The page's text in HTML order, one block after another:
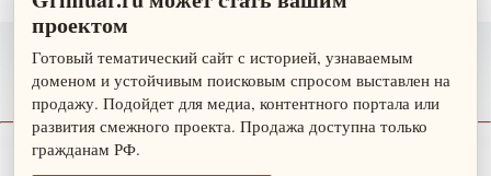
проектом
Готовый тематический сайт с историей, узнаваемым
доменом и устойчивым поисковым спросом выставлен на
продажу. Подойдет для медиа, контентного портала или
развития смежного проекта. Продажа доступна только
гражданам РФ.